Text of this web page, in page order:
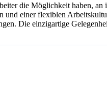
die Möglichkeit haben,
einer flexiblen
Die einzigartige